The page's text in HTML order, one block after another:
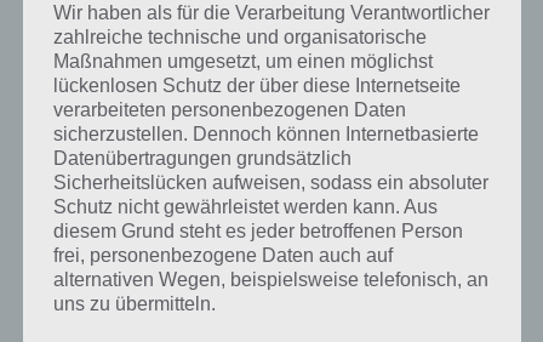
Bilder 1 Wort, doch welche Bedeutung hat dieses eigentlich und was
gibt es dazu zu wissen? Passt das Wort auch zu Großstadtleben? Zu
bestimmten Lösungen präsentieren wir daher auch immer eine
kurze Begriffserklärung!
Zu Scooter haben wir zunächst keine weiteren Informationen parat!
Auf WhatsApp teilen Teilen auf Facebook
Wir haben als für die Verarbeitung Verantwortlicher
zahlreiche technische und organisatorische
Maßnahmen umgesetzt, um einen möglichst
lückenlosen Schutz der über diese Internetseite
verarbeiteten personenbezogenen Daten
sicherzustellen. Dennoch können Internetbasierte
Datenübertragungen grundsätzlich
Sicherheitslücken aufweisen, sodass ein absoluter
Schutz nicht gewährleistet werden kann. Aus
diesem Grund steht es jeder betroffenen Person
frei, personenbezogene Daten auch auf
alternativen Wegen, beispielsweise telefonisch, an
uns zu übermitteln.